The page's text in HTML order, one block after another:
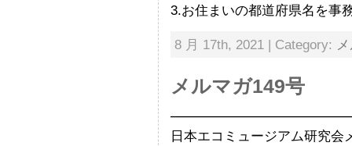
3.お住まいの都道府県名を事
8 月 17th, 2021 | Category:
メルマガ149号
日本エコミュージアム